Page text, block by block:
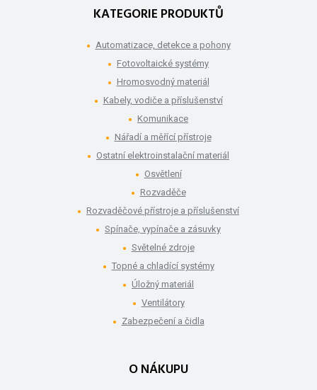
KATEGORIE PRODUKTŮ
Automatizace, detekce a pohony
Fotovoltaické systémy
Hromosvodný materiál
Kabely, vodiče a příslušenství
Komunikace
Nářadí a měřící přístroje
Ostatní elektroinstalační materiál
Osvětlení
Rozvaděče
Rozvaděčové přístroje a příslušenství
Spínače, vypínače a zásuvky
Světelné zdroje
Topné a chladící systémy
Úložný materiál
Ventilátory
Zabezpečení a čidla
O NÁKUPU